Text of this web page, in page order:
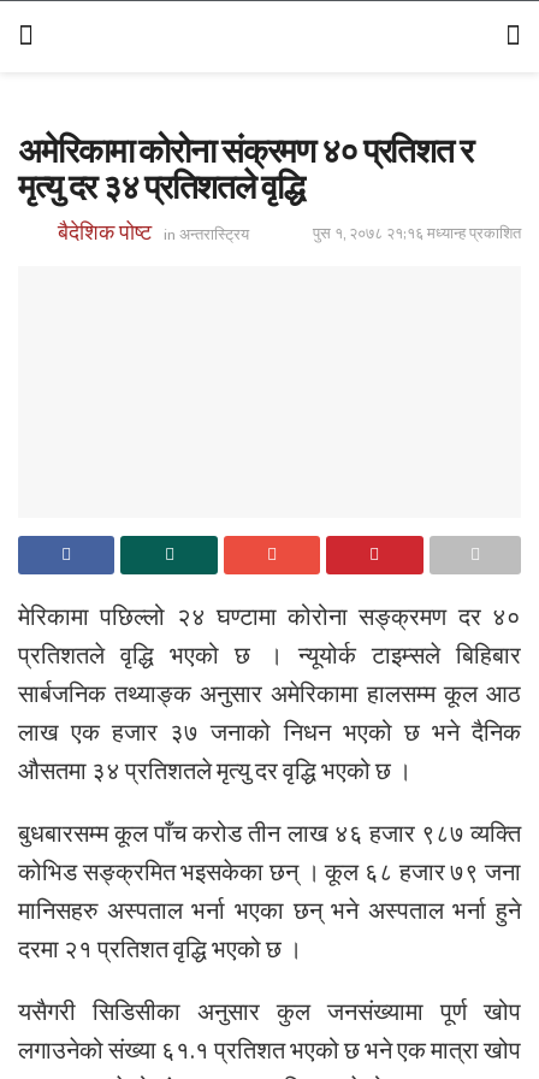
अमेरिकामा कोरोना संक्रमण ४० प्रतिशत र
मृत्यु दर ३४ प्रतिशतले वृद्धि
बैदेशिक पोष्ट in अन्तरास्ट्रिय पुस १, २०७८ २१;१६ मध्यान्ह प्रकाशित
मेरिकामा पछिल्लो २४ घण्टामा कोरोना सङ्क्रमण दर ४०
प्रतिशतले वृद्धि भएको छ । न्यूयोर्क टाइम्सले बिहिबार
सार्बजनिक तथ्याङ्क अनुसार अमेरिकामा हालसम्म कूल आठ
लाख एक हजार ३७ जनाको निधन भएको छ भने दैनिक
औसतमा ३४ प्रतिशतले मृत्यु दर वृद्धि भएको छ ।
बुधबारसम्म कूल पाँच करोड तीन लाख ४६ हजार ९८७ व्यक्ति
कोभिड सङ्क्रमित भइसकेका छन् । कूल ६८ हजार ७९ जना
मानिसहरु अस्पताल भर्ना भएका छन् भने अस्पताल भर्ना हुने
दरमा २१ प्रतिशत वृद्धि भएको छ ।
यसैगरी सिडिसीका अनुसार कुल जनसंख्यामा पूर्ण खोप
लगाउनेको संख्या ६१.१ प्रतिशत भएको छ भने एक मात्रा खोप